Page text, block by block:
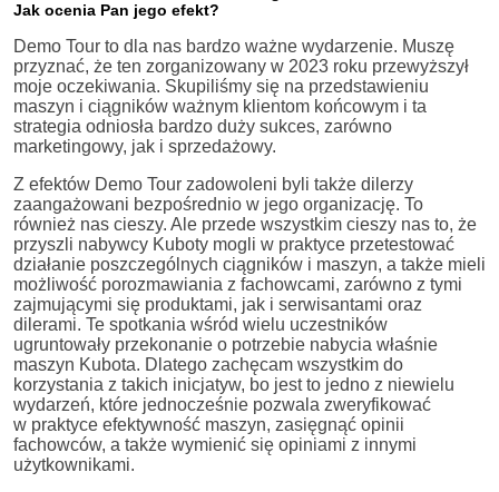
Jak ocenia Pan jego efekt?
Demo Tour to dla nas bardzo ważne wydarzenie. Muszę
przyznać, że ten zorganizowany w 2023 roku przewyższył
moje oczekiwania. Skupiliśmy się na przedstawieniu
maszyn i ciągników ważnym klientom końcowym i ta
strategia odniosła bardzo duży sukces, zarówno
marketingowy, jak i sprzedażowy.
Z efektów Demo Tour zadowoleni byli także dilerzy
zaangażowani bezpośrednio w jego organizację. To
również nas cieszy. Ale przede wszystkim cieszy nas to, że
przyszli nabywcy Kuboty mogli w praktyce przetestować
działanie poszczególnych ciągników i maszyn, a także mieli
możliwość porozmawiania z fachowcami, zarówno z tymi
zajmującymi się produktami, jak i serwisantami oraz
dilerami. Te spotkania wśród wielu uczestników
ugruntowały przekonanie o potrzebie nabycia właśnie
maszyn Kubota. Dlatego zachęcam wszystkim do
korzystania z takich inicjatyw, bo jest to jedno z niewielu
wydarzeń, które jednocześnie pozwala zweryfikować
w praktyce efektywność maszyn, zasięgnąć opinii
fachowców, a także wymienić się opiniami z innymi
użytkownikami.